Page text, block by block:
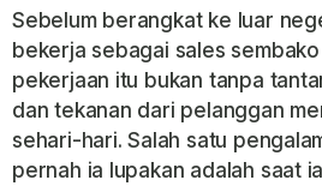
Sebelum berangkat ke luar
bekerja sebagai sales
pekerjaan itu bukan tanpa
dan tekanan dari pelanggan
sehari-hari. Salah satu
pernah ia lupakan adalah saat